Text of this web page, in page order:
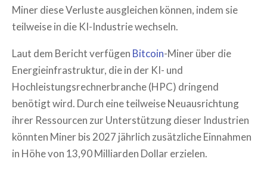
Miner diese Verluste ausgleichen können, indem sie
teilweise in die KI-Industrie wechseln.
Laut dem Bericht verfügen Bitcoin-Miner über die
Energieinfrastruktur, die in der KI- und
Hochleistungsrechnerbranche (HPC) dringend
benötigt wird. Durch eine teilweise Neuausrichtung
ihrer Ressourcen zur Unterstützung dieser Industrien
könnten Miner bis 2027 jährlich zusätzliche Einnahmen
in Höhe von 13,90 Milliarden Dollar erzielen.